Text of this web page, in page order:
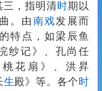
三，指明清时期以
。由 南戏发展而
的特点，如梁辰鱼
纱记》、孔尚任
桃花扇》、洪昇
生殿》等。各个 时